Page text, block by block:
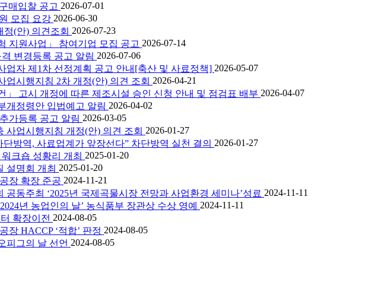
매입찰 공고 2026-07-01
모집 요강 2026-06-30
정(안) 의견조회 2026-07-23
지원사업」 참여기업 모집 공고 2026-07-14
변경등록 공고 알림 2026-07-06
업자 제1차 선정계획 공고 안내[축산 및 사료정책] 2026-05-07
업시행지침 2차 개정(안) 의견 조회 2026-04-21
」 고시 개정에 따른 제조시설 승인 신청 안내 및 점검표 배부 2026-04-07
개정령안 입법예고 알림 2026-04-02
가등록 공고 알림 2026-03-05
사업시행지침 개정(안) 의견 조회 2026-01-27
방역, 사료업계가 앞장선다” 차단방역 실천 결의 2026-01-27
크숍 성황리 개최 2025-01-20
설명회 개최 2025-01-20
장 확장 준공 2024-11-21
동주최 ‘2025년 국제곡물시장 전망과 사업환경 세미나’성료 2024-11-11
년 농업인의 날’ 농식품부 장관상 수상 영예 2024-11-11
확장이전 2024-08-05
장 HACCP ‘적합’ 판정 2024-08-05
피그의 날 선언 2024-08-05